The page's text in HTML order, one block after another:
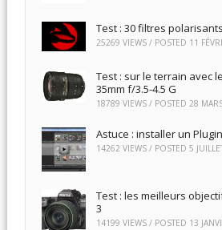
Test : 30 filtres
25269 VIEWS / POSTED 11
Test : sur le terrain avec
35mm f/3.5-4.5 G
18789 VIEWS / POSTED 28
Astuce : installer un
14262 VIEWS / POSTED 5
Test : les meilleurs
3
14199 VIEWS / POSTED 13